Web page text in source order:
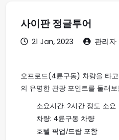
사이판 정글투어
21 Jan, 2023 관리자
오프로드(4륜구동) 차량을 타
의 유명한 관광 포인트를 둘러
소요시간: 2시간 정도 소요
차량: 4륜구동 차량
호텔 픽업/드랍 포함